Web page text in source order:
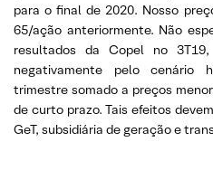
para o final de 2020. Nosso
65/ação anteriormente. Não
resultados da Copel no
negativamente pelo cenário
trimestre somado a preços
de curto prazo. Tais efeitos
GeT, subsidiária de geração e